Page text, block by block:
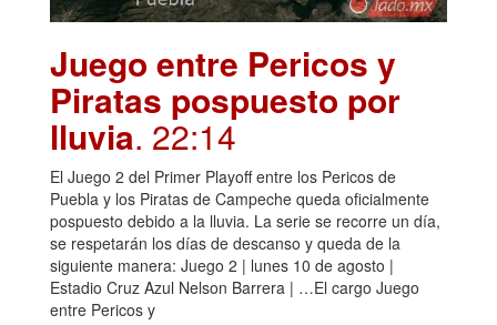
Juego entre Pericos y
Piratas pospuesto por
lluvia. 22:14
El Juego 2 del Primer Playoff entre los Pericos de
Puebla y los Piratas de Campeche queda oficialmente
pospuesto debido a la lluvia. La serie se recorre un día,
se respetarán los días de descanso y queda de la
siguiente manera: Juego 2 | lunes 10 de agosto |
Estadio Cruz Azul Nelson Barrera | …El cargo Juego
entre Pericos y